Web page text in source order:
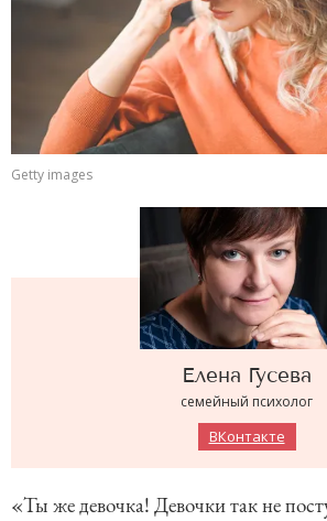
Getty images
Елена Гусева
семейный психолог
ВКонтакте
«Ты же девочка! Девочки так не